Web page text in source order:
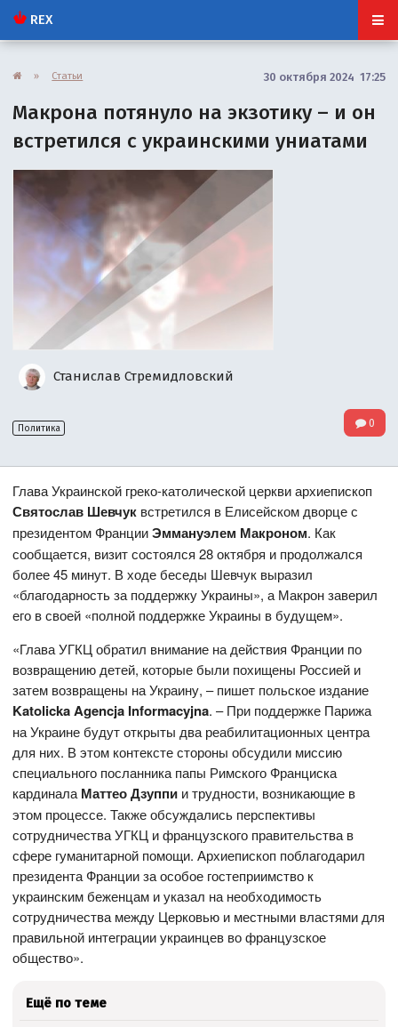
REX
» Статьи 30 октября 2024 17:25
Макрона потянуло на экзотику – и он
встретился с украинскими униатами
Станислав Стремидловский
Политика 0
Глава Украинской греко-католической церкви архиепископ
Святослав Шевчук встретился в Елисейском дворце с
президентом ФранцииЭммануэлем Макроном. Как
сообщается, визит состоялся 28 октября и продолжался
более 45 минут. В ходе беседы Шевчук выразил
«благодарность за поддержку Украины», а Макрон заверил
его в своей «полной поддержке Украины в будущем».
«Глава УГКЦ обратил внимание на действия Франции по
возвращению детей, которые были похищены Россией и
затем возвращены на Украину, – пишет польское издание
Katolicka Agencja Informacyjna. – При поддержке Парижа
на Украине будут открыты два реабилитационных центра
для них. В этом контексте стороны обсудили миссию
специального посланника папы Римского Франциска
кардиналаМаттео Дзуппи и трудности, возникающие в
этом процессе. Также обсуждались перспективы
сотрудничества УГКЦ и французского правительства в
сфере гуманитарной помощи. Архиепископ поблагодарил
президента Франции за особое гостеприимство к
украинским беженцам и указал на необходимость
сотрудничества между Церковью и местными властями для
правильной интеграции украинцев во французское
общество».
Ещё по теме